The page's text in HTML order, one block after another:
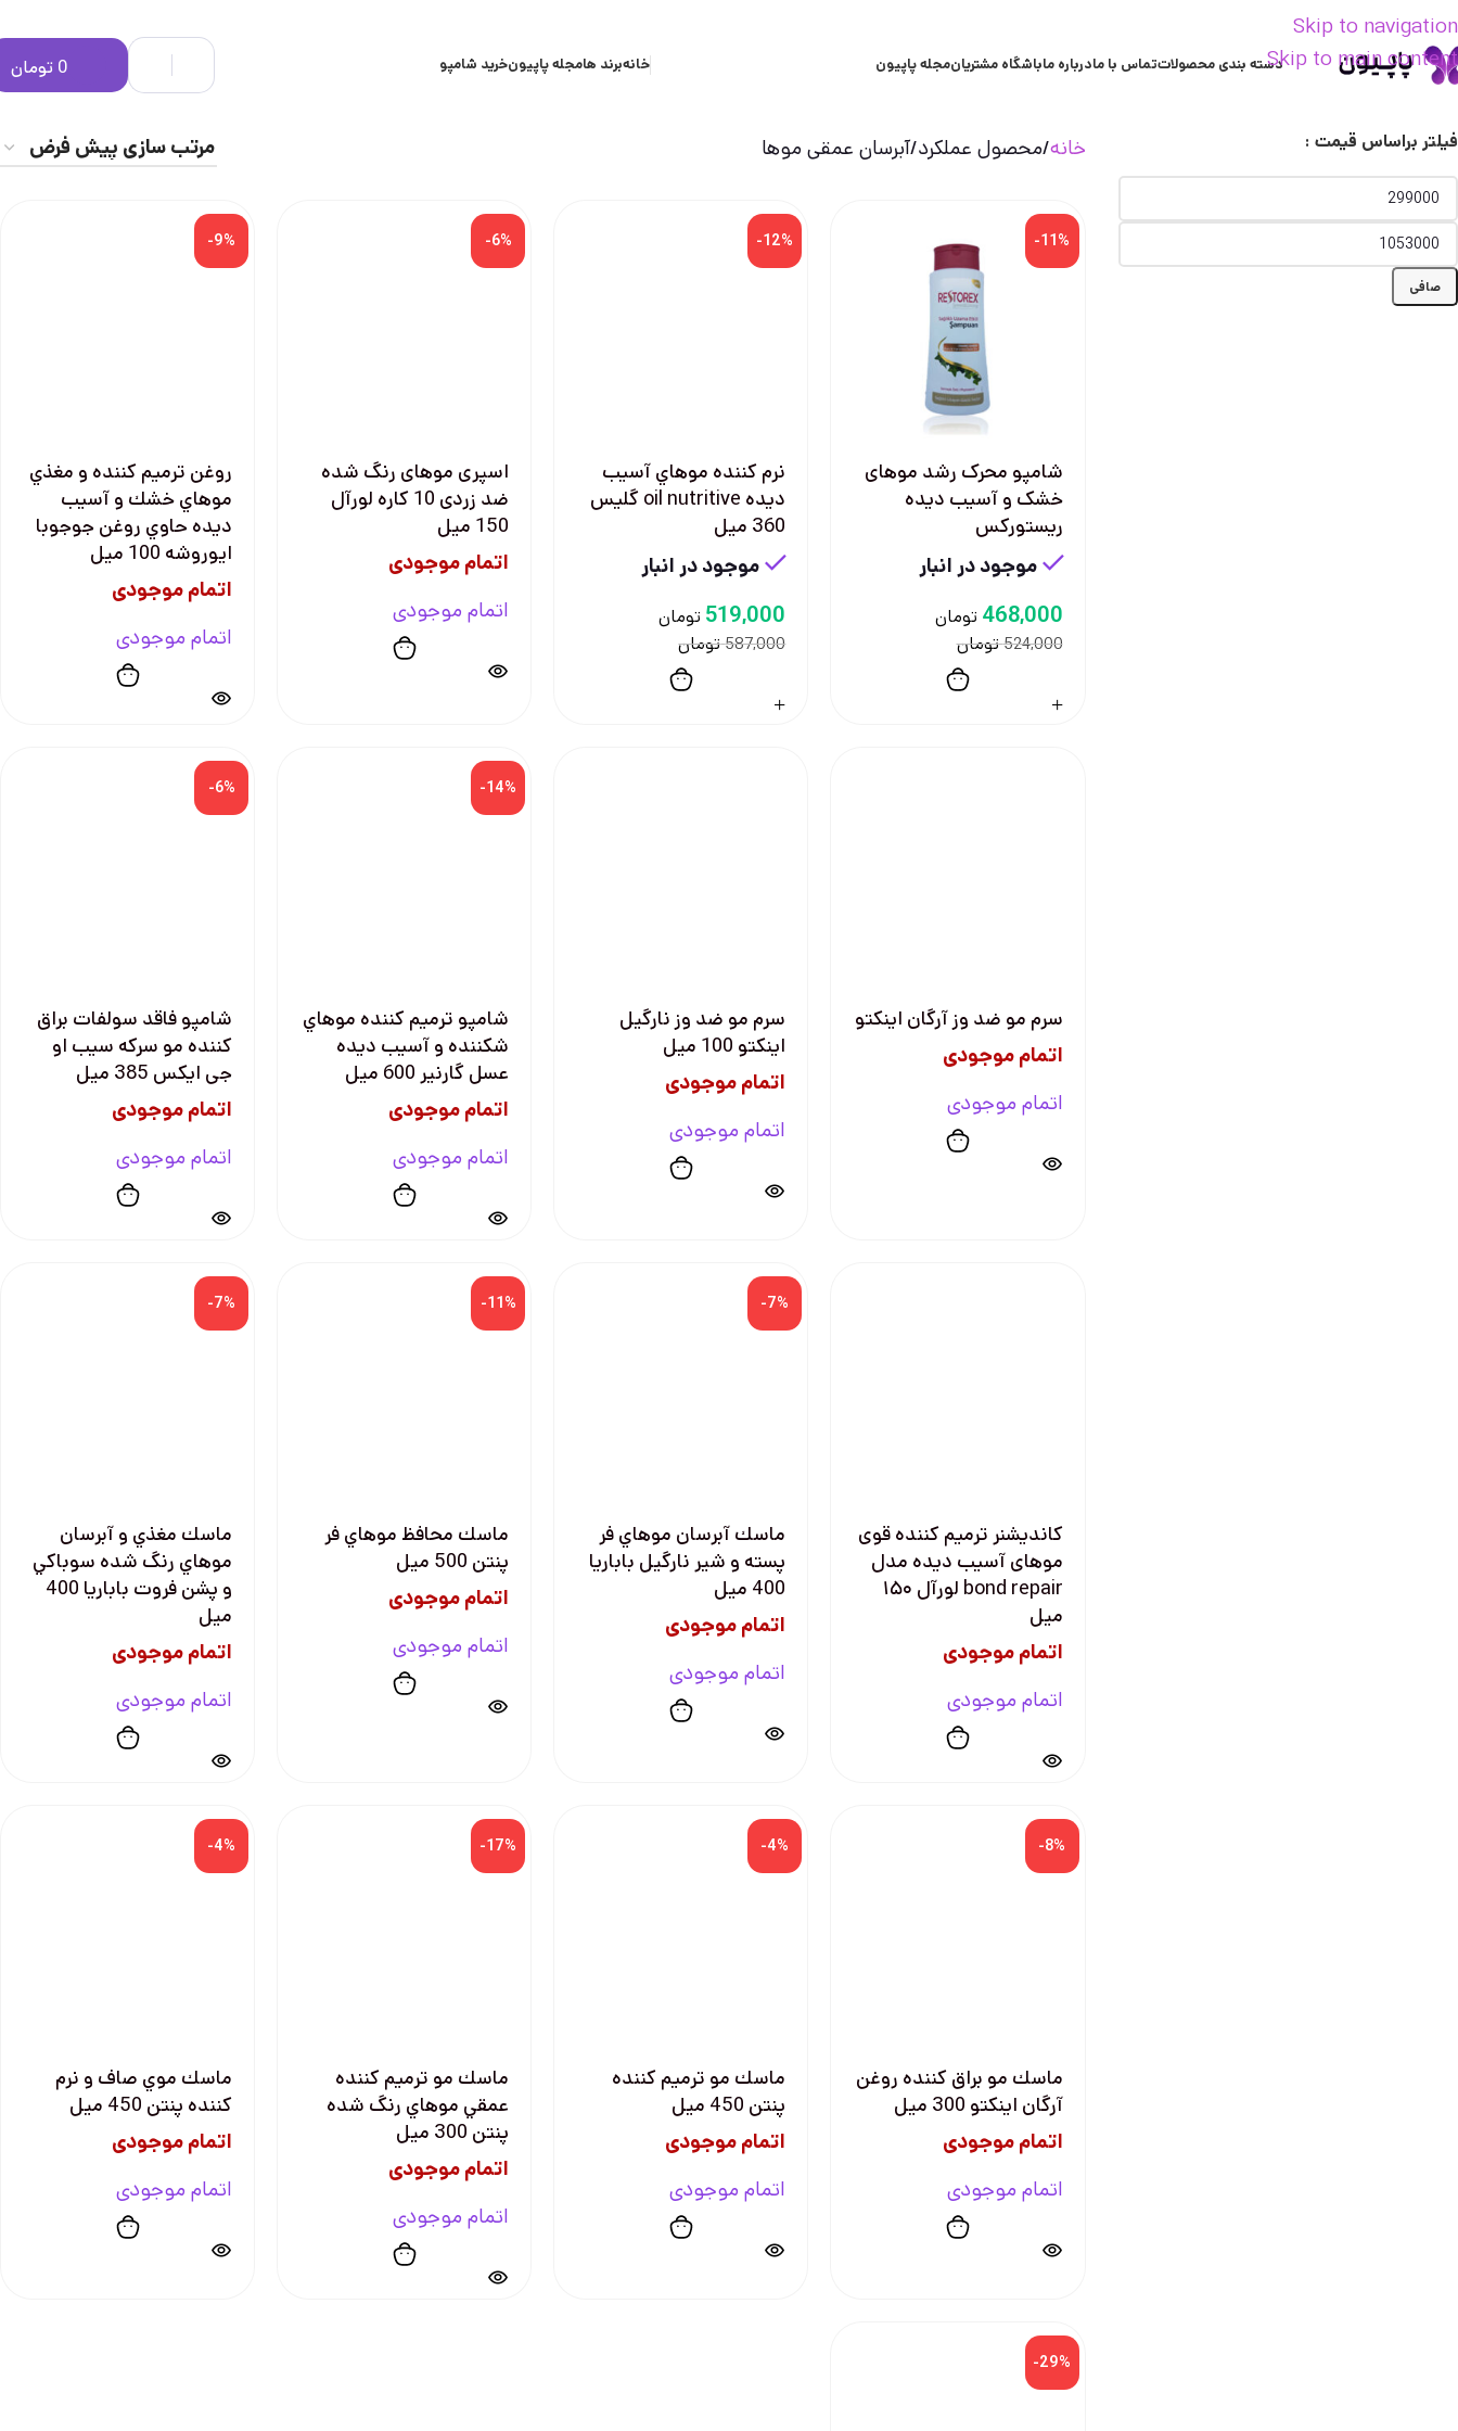
Skip to navigation
Skip to main contentدسته بندی محصولاتتماس با مادرباره ماباشگاه مشتریانمجله پاپیون خانهبرند هامجله پاپیونخرید شامپو 0 تومان
فیلتر براساس قیمت :
صافی
خانه محصول عملکرد آبرسان عمقی موها
-11%
شامپو محرک رشد موهای
خشک و آسیب دیده
ریستورکس
موجود در انبار
524,000تومان
468,000 تومان
-12%
نرم كننده موهاي آسيب
ديده oil nutritive گليس
360 ميل
موجود در انبار
587,000تومان
519,000 تومان
-6%
اسپری موهای رنگ شده
ضد زردی 10 كاره لورآل
150 ميل
اتمام موجودی
اتمام موجودی
-9%
روغن ترميم كننده و مغذي
موهاي خشك و آسيب
ديده حاوي روغن جوجوبا
ايوروشه 100 ميل
اتمام موجودی
اتمام موجودی
سرم مو ضد وز آرگان اینکتو
اتمام موجودی
اتمام موجودی
سرم مو ضد وز نارگیل
اینکتو 100 میل
اتمام موجودی
اتمام موجودی
-14%
شامپو ترميم كننده موهاي
شكننده و آسيب ديده
عسل گارنير 600 ميل
اتمام موجودی
اتمام موجودی
-6%
شامپو فاقد سولفات براق
کننده مو سرکه سیب او
جی ایکس 385 میل
اتمام موجودی
اتمام موجودی
کاندیشنر ترمیم کننده قوی
موهای آسیب دیده مدل
bond repair لورآل ۱۵۰
میل
اتمام موجودی
اتمام موجودی
-7%
ماسك آبرسان موهاي فر
پسته و شير نارگيل باباريا
400 ميل
اتمام موجودی
اتمام موجودی
-11%
ماسك محافظ موهاي فر
پنتن 500 ميل
اتمام موجودی
اتمام موجودی
-7%
ماسك مغذي و آبرسان
موهاي رنگ شده سوباكي
و پشن فروت باباريا 400
ميل
اتمام موجودی
اتمام موجودی
-8%
ماسك مو براق كننده روغن
آرگان اينكتو 300 ميل
اتمام موجودی
اتمام موجودی
-4%
ماسك مو ترميم كننده
پنتن 450 ميل
اتمام موجودی
اتمام موجودی
-17%
ماسك مو ترميم كننده
عمقي موهاي رنگ شده
پنتن 300 ميل
اتمام موجودی
اتمام موجودی
-4%
ماسك موي صاف و نرم
كننده پنتن 450 ميل
اتمام موجودی
اتمام موجودی
-29%